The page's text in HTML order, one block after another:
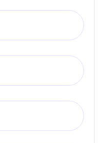
costituisce elemento